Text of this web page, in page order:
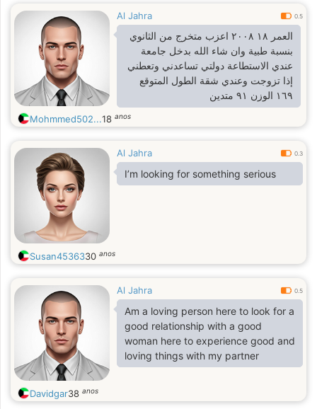
Al Jahra 0.5
العمر ١٨ ٢٠٠٨ اعزب متخرج من الثانوي
بنسبة طبية وان شاء الله بدخل جامعة
عندي الاستطاعة دولتي تساعدني وتعطني
إذا تزوجت وعندي شقة الطول المتوقع
١٦٩ الوزن ٩١ متدين
Mohmmed502...18 anos
Al Jahra 0.3
I’m looking for something serious
Susan4536330 anos
Al Jahra 0.5
Am a loving person here to look for a
good relationship with a good
woman here to experience good and
loving things with my partner
Davidgar38 anos